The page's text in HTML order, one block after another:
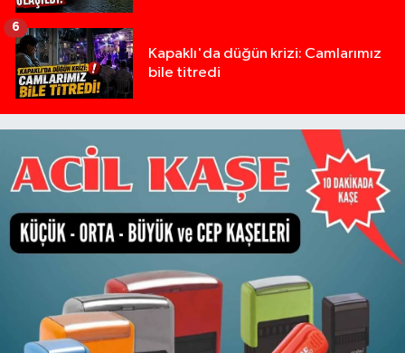
Kapaklı'da düğün krizi: Camlarımız
bile titredi
6